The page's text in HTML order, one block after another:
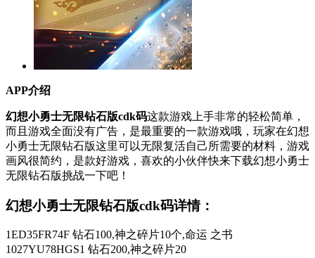
APP介绍
幻想小勇士无限钻石版cdk码这款游戏上手非常的轻松简单，
而且游戏全面没有广告，是最重要的一款游戏哦，玩家在幻想
小勇士无限钻石版这里可以无限复活自己所需要的材料，游戏
画风很简约，是款好游戏，喜欢的小伙伴快来下载幻想小勇士
无限钻石版挑战一下吧！
幻想小勇士无限钻石版cdk码详情：
1ED35FR74F 钻石100,神之碎片10个,命运 之书
1027YU78HGS1 钻石200,神之碎片20